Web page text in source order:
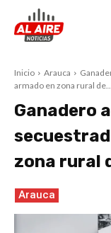
Inicio Arauca
armado en zona rural de...
Ganadero
zona rural
Arauca